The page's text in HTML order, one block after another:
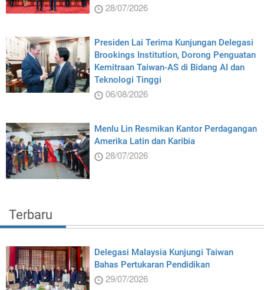
28/07/2026
Presiden Lai Terima Kunjungan Delegasi
Brookings Institution, Dorong Penguatan
Kemitraan Taiwan-AS di Bidang AI dan
Teknologi Tinggi
06/08/2026
Menlu Lin Resmikan Kantor Perdagangan
Amerika Latin dan Karibia
28/07/2026
Terbaru
Delegasi Malaysia Kunjungi Taiwan
Bahas Pertukaran Pendidikan
29/07/2026